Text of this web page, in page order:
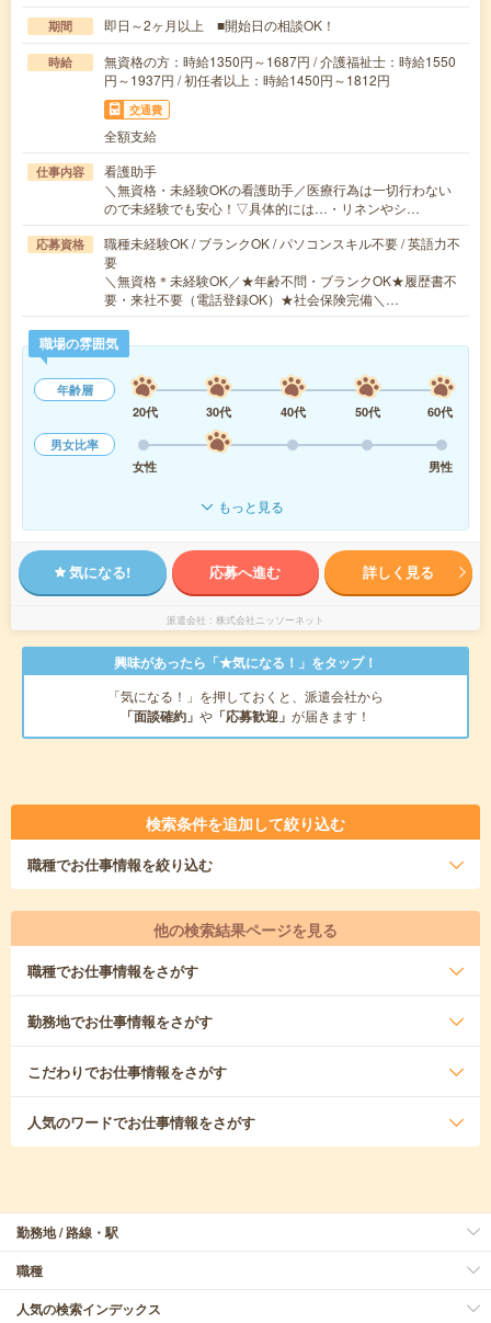
期間 即日～2ヶ月以上 ■開始日の相談OK！
時給
無資格の方：時給1350円～1687円 / 介護福祉士：時給1550
円～1937円 / 初任者以上：時給1450円～1812円
交通費
全額支給
仕事内容
看護助手
＼無資格・未経験OKの看護助手／医療行為は一切行わない
ので未経験でも安心！▽具体的には…・リネンやシ…
応募資格
職種未経験OK / ブランクOK / パソコンスキル不要 / 英語力不
要
＼無資格＊未経験OK／★年齢不問・ブランクOK★履歴書不
要・来社不要（電話登録OK）★社会保険完備＼…
職場の雰囲気
年齢層
20代
30代 40代 50代
60代
男女比率
女性
男性
もっと見る
気になる! 応募へ進む 詳しく見る
派遣会社 株式会社ニッソーネット
興味があったら「★気になる！」をタップ！
「気になる！」を押しておくと、派遣会社から
「面談確約」 や 「応募歓迎」 が届きます！
検索条件を追加して絞り込む
職種でお仕事情報を絞り込む
他の検索結果ページを見る
職種でお仕事情報をさがす
勤務地でお仕事情報をさがす
こだわりでお仕事情報をさがす
人気のワードでお仕事情報をさがす
勤務地 / 路線・駅
職種
人気の検索インデックス